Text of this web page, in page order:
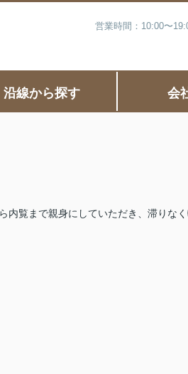
営業時間：10:00〜
沿線から探す 会
内覧まで親身にしていただき、滞りな